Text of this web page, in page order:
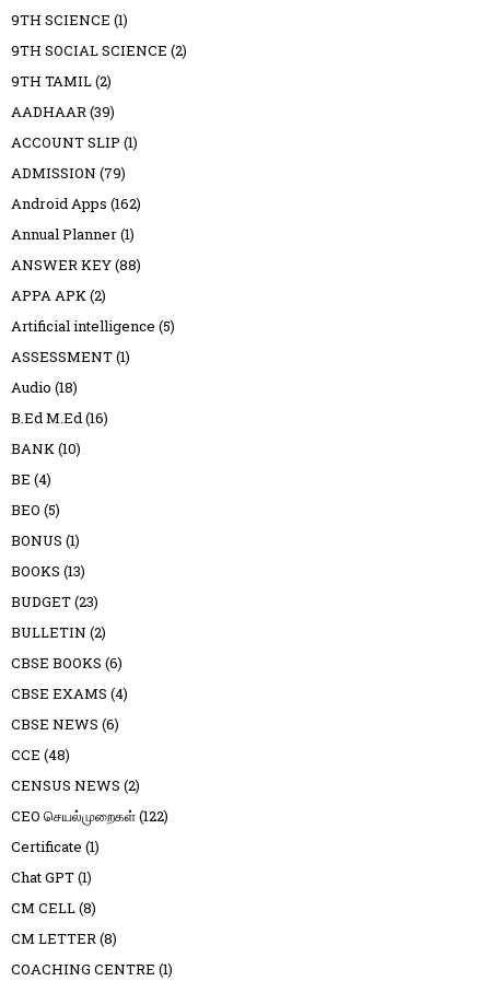
9TH SCIENCE (1)
9TH SOCIAL SCIENCE (2)
9TH TAMIL(2)
AADHAAR(39)
ACCOUNT SLIP (1)
ADMISSION (79)
Android Apps (162)
Annual Planner(1)
ANSWER KEY(88)
APPA APK(2)
Artificial intelligence (5)
ASSESSMENT(1)
Audio (18)
B.Ed M.Ed(16)
BANK(10)
BE (4)
BEO (5)
BONUS (1)
BOOKS (13)
BUDGET(23)
BULLETIN (2)
CBSE BOOKS (6)
CBSE EXAMS (4)
CBSE NEWS (6)
CCE (48)
CENSUS NEWS (2)
CEO செயல்முறைகள்(122)
Certificate (1)
Chat GPT(1)
CM CELL(8)
CM LETTER(8)
COACHING CENTRE (1)